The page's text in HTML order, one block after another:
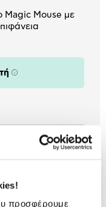
προσφέρουμε
Magic Mouse με
Πληροφορίες
Desktop
1300